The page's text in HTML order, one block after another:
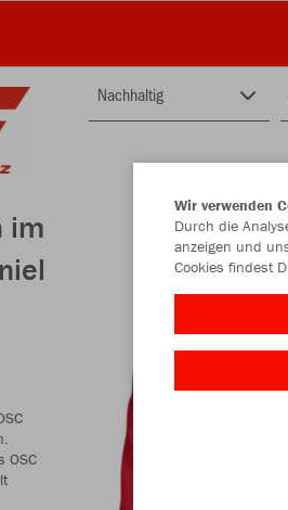
im
OSC
Nachhaltig
Wir verwenden
Durch die
anzeigen und
Cookies findest